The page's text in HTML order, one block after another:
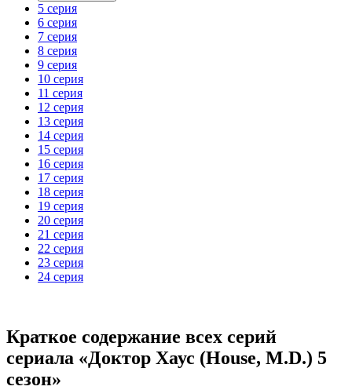
5 серия
6 серия
7 серия
8 серия
9 серия
10 серия
11 серия
12 серия
13 серия
14 серия
15 серия
16 серия
17 серия
18 серия
19 серия
20 серия
21 серия
22 серия
23 серия
24 серия
Краткое содержание всех серий
сериала «Доктор Хаус (House, M.D.) 5
сезон»